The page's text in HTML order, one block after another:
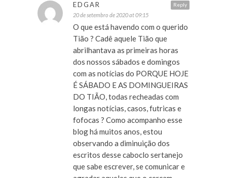
Reply
EDGAR
20 de setembro de 2020 at 09:15
O que está havendo com o querido
Tião ? Cadê aquele Tião que
abrilhantava as primeiras horas
dos nossos sábados e domingos
com as notícias do PORQUE HOJE
É SÁBADO E AS DOMINGUEIRAS
DO TIÃO, todas recheadas com
longas notícias, casos, futricas e
fofocas ? Como acompanho esse
blog há muitos anos, estou
observando a diminuição dos
escritos desse caboclo sertanejo
que sabe escrever, se comunicar e